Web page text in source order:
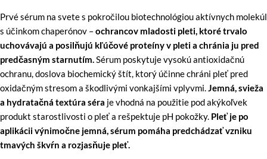
Prvé sérum na svete s pokročilou biotechnológiou aktívnych molekúl
s účinkom chaperónov –ochrancov mladosti pleti, ktoré trvalo
uchovávajú a posilňujú kľúčové proteíny v pleti a chránia ju pred
predčasným starnutím. Sérum poskytuje vysokú antioxidačnú
ochranu, doslova biochemický štít, ktorý účinne chráni pleť pred
oxidačným stresom a škodlivými vonkajšími vplyvmi. Jemná, svieža
a hydratačná textúra séra je vhodná na použitie pod akýkoľvek
produkt starostlivosti o pleť a rešpektuje pH pokožky. Pleť je po
aplikácii výnimočne jemná, sérum pomáha predchádzať vzniku
tmavých škvŕn a rozjasňuje pleť.